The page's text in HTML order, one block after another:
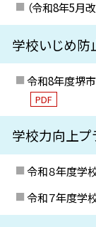
（令和8年5月
学校いじめ
令和8年度堺
PDF
学校力向上プ
令和８年度学
令和７年度学